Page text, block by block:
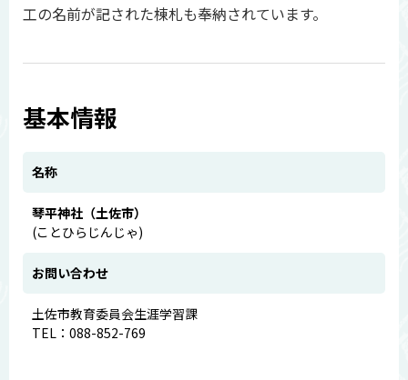
工の名前が記された棟札も奉納されています。
基本情報
名称
琴平神社（土佐市）
(ことひらじんじゃ)
お問い合わせ
土佐市教育委員会生涯学習課
TEL：088-852-769